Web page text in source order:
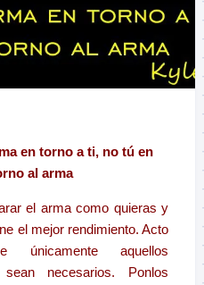
en torno a ti, no tú en
al arma
el arma como quieras y
el mejor rendimiento. Acto
únicamente aquellos
necesarios. Ponlos